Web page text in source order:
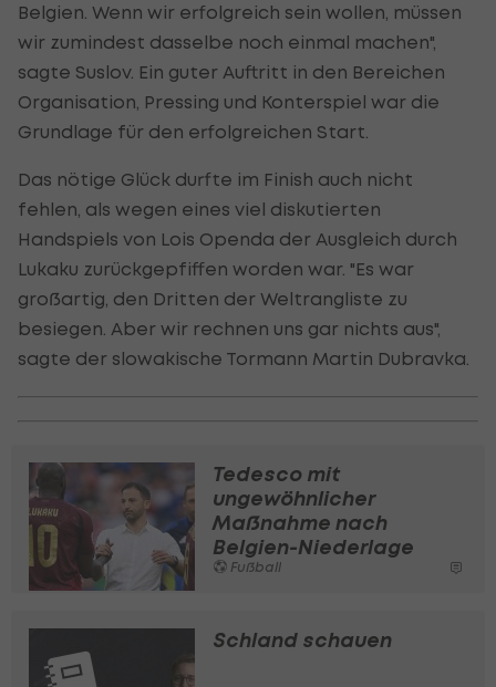
Belgien. Wenn wir erfolgreich sein wollen, müssen
wir zumindest dasselbe noch einmal machen",
sagte Suslov. Ein guter Auftritt in den Bereichen
Organisation, Pressing und Konterspiel war die
Grundlage für den erfolgreichen Start.
Das nötige Glück durfte im Finish auch nicht
fehlen, als wegen eines viel diskutierten
Handspiels von Lois Openda der Ausgleich durch
Lukaku zurückgepfiffen worden war. "Es war
großartig, den Dritten der Weltrangliste zu
besiegen. Aber wir rechnen uns gar nichts aus",
sagte der slowakische Tormann Martin Dubravka.
Tedesco mit
ungewöhnlicher
Maßnahme nach
Belgien-Niederlage
Fußball
Schland schauen